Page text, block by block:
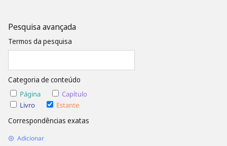
Pesquisa avançada
Termos da pesquisa
Categoria de conteúdo
Página
Capítulo
Livro
Estante
Correspondências exatas
Adicionar